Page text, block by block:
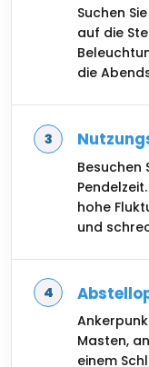
Suchen
auf die
die
Besuchen
hohe
und
Masten,
einem